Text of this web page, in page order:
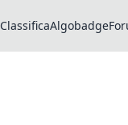
ClassificaAlgobadge